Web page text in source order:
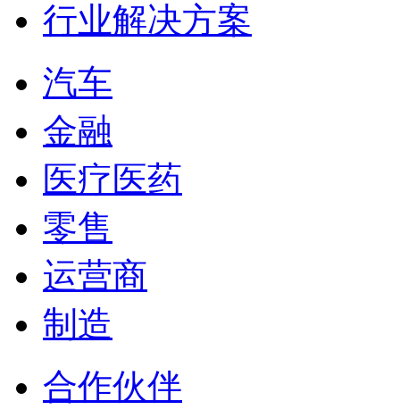
行业解决方案
汽车
金融
医疗医药
零售
运营商
制造
合作伙伴